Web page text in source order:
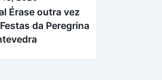
Érase outra vez
da Peregrina